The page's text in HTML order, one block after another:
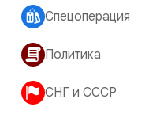
Спецоперация
Политика
СНГ и СССР